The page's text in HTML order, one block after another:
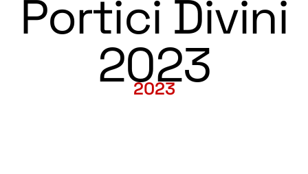
Portici Divini
2023
2023